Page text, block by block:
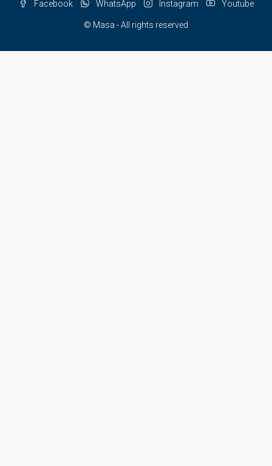
Facebook WhatsApp Instagram Youtube
© Masa - All rights reserved